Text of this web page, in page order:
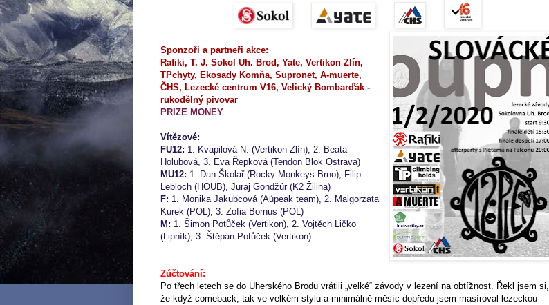
Sponzoři a partneři akce:
Rafiki, T. J. Sokol Uh. Brod, Yate, Vertikon Zlín,
TPchyty, Ekosady Komňa, Supronet, A-muerte,
ČHS, Lezecké centrum V16, Velický Bombarďák -
rukodělný pivovar
PRIZE MONEY
Vítězové:
FU12: 1. Kvapilová N. (Vertikon Zlín), 2. Beata
Holubová, 3. Eva Řepková (Tendon Blok Ostrava)
MU12: 1. Dan Školař (Rocky Monkeys Brno), Filip
Lebloch (HOUB), Juraj Gondžúr (K2 Žilina)
F: 1. Monika Jakubcová (Aúpeak team), 2. Malgorzata
Kurek (POL), 3. Zofia Bornus (POL)
M: 1. Šimon Potůček (Vertikon), 2. Vojtěch Ličko
(Lipník), 3. Štěpán Potůček (Vertikon)
Zúčtování:
Po třech letech se do Uherského Brodu vrátili „velké“ závody v lezení na obtížnost. Řekl jsem si,
že když comeback, tak ve velkém stylu a minimálně měsíc dopředu jsem masíroval lezeckou